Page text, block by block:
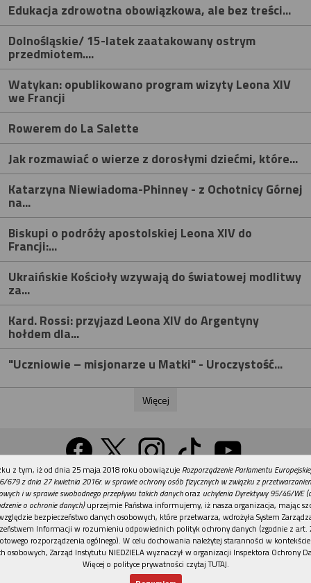
Edukacja zdrowotna obowiązkowa, ale bez treści...
Dolnośląskie/ 15-latek zaatakowany ostrym
przedmiotem....
Watykan: opublikowano program wizyty Leona XIV
we Francji
Rowerem do La Salette
Jak rozmawiać o wierze z dorosłymi dziećmi, które...
Katarzyna Niewiadoma-Phinney - z Ochotnicy Górnej
na...
Biskupi o podróży apostolskiej Leona XIV do
Francji:...
Ukraińskie Kościoły wzywają do światowej modlitwy
za...
Kard. Rossi: przyjazd Leona XIV do Argentyny
hołdem dla...
"Uczniowie – misjonarze u Matki" - Uroczystość...
Więcej
Wersja na komputer
Działy Tematy Kontakt Reklama
Patronaty
Polityka prywatności
REKLAMA
z tym, iż od dnia 25 maja 2018 roku obowiązuje Rozporządzenie Parlamentu
679 z dnia 27 kwietnia 2016r. w sprawie ochrony osób fizycznych w związku z
i w sprawie swobodnego przepływu takich danychoraz uchylenia Dyrektywy 95/46/WE
o ochronie danych)uprzejmie Państwa informujemy, iż nasza organizacja, mając
bezpieczeństwo danych osobowych, które przetwarza, wdrożyła System
Informacji w rozumieniu odpowiednich polityk ochrony danych (zgodnie z art.
rozporządzenia ogólnego). W celu dochowania należytej staranności w
osobowych, Zarząd Instytutu NIEDZIELA wyznaczył w organizacji Inspektora Ochrony
Więcej o polityce prywatności czytaj TUTAJ.